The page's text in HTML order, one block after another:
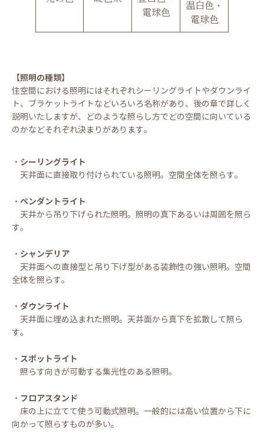
電球色
温白色・
電球色
【照明の種類】
住空間における照明にはそれぞれシーリングライトやダウンライ
ト、ブラケットライトなどいろいろ名称があり、後の章で詳しく
説明いたしますが、どのような照らし方でどの空間に向いている
のかなどそれぞれ決まりがあります。
・シーリングライト
天井面に直接取り付けられている照明。空間全体を照らす。
・ペンダントライト
天井から吊り下げられた照明。照明の真下あるいは周囲を照ら
す。
・シャンデリア
天井面への直接型と吊り下げ型がある装飾性の強い照明。空間
全体を照らす。
・ダウンライト
天井面に埋め込まれた照明。天井面から真下を拡散して照ら
す。
・スポットライト
照らす向きが可動する集光性のある照明。
・フロアスタンド
床の上に立てて使う可動式照明。一般的には高い位置から下に
向かって照らすものが多い。